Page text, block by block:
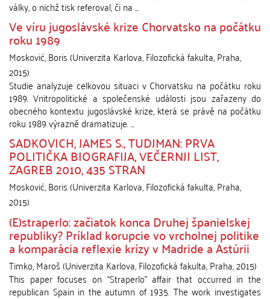
války, o nichž tisk referoval, či na ...
Ve víru jugoslávské krize Chorvatsko na počátku
roku 1989
Mosković, Boris(Univerzita Karlova, Filozofická fakulta,Praha,
2015)
Studie analyzuje celkovou situaci v Chorvatsku na počátku roku
1989. Vnitropolitické a společenské události jsou zařazeny do
obecného kontextu jugoslávské krize, která se právě na počátku
roku 1989 výrazně dramatizuje. ...
SADKOVICH, JAMES S., TUDJMAN: PRVA
POLITIČKA BIOGRAFIJA, VEČERNJI LIST,
ZAGREB 2010, 435 STRAN
Mosković, Boris(Univerzita Karlova, Filozofická fakulta,Praha,
2015)
(E)straperlo: začiatok konca Druhej španielskej
republiky? Príklad korupcie vo vrcholnej politike
a komparácia reflexie krízy v Madride a Astúrii
Timko, Maroš(Univerzita Karlova, Filozofická fakulta,Praha,2015)
This paper focuses on “Straperlo” affair that occurred in the
republican Spain in the autumn of 1935. The work investigates